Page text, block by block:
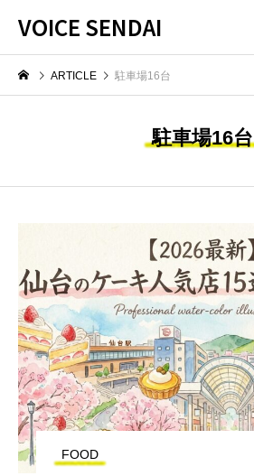
VOICE SENDAI
ARTICLE 駐車場16台
駐車場16台
FOOD